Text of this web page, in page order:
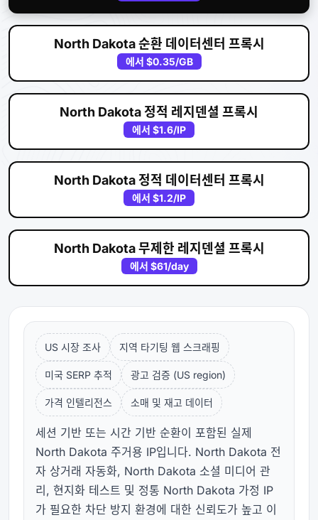
North Dakota 순환 데이터센터 프록시
에서 $0.35/GB
North Dakota 정적 레지덴셜 프록시
에서 $1.6/IP
North Dakota 정적 데이터센터 프록시
에서 $1.2/IP
North Dakota 무제한 레지덴셜 프록시
에서 $61/day
US 시장 조사 지역 타기팅 웹 스크래핑
미국 SERP 추적 광고 검증 (US region)
가격 인텔리전스 소매 및 재고 데이터
세션 기반 또는 시간 기반 순환이 포함된 실제
North Dakota 주거용 IP입니다. North Dakota 전
자 상거래 자동화, North Dakota 소셜 미디어 관
리, 현지화 테스트 및 정통 North Dakota 가정 IP
가 필요한 차단 방지 환경에 대한 신뢰도가 높고 이